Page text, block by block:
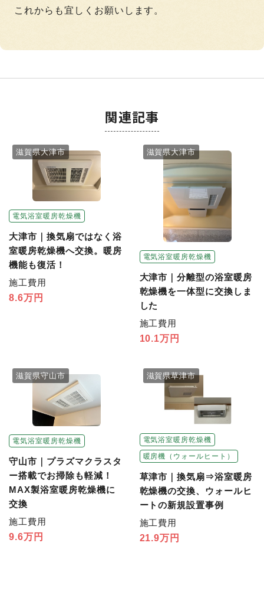
これからも宜しくお願いします。
関連記事
電気浴室暖房乾燥機
滋賀県大津市
大津市｜換気扇ではなく浴
室暖房乾燥機へ交換。暖房
機能も復活！
施工費用
8.6万円
電気浴室暖房乾燥機
滋賀県大津市
大津市｜分離型の浴室暖房
乾燥機を一体型に交換しま
した
施工費用
10.1万円
電気浴室暖房乾燥機
滋賀県守山市
守山市｜プラズマクラスタ
ー搭載でお掃除も軽減！
MAX製浴室暖房乾燥機に
交換
施工費用
9.6万円
電気浴室暖房乾燥機
暖房機（ウォールヒート）
滋賀県草津市
草津市｜換気扇⇒浴室暖房
乾燥機の交換、ウォールヒ
ートの新規設置事例
施工費用
21.9万円